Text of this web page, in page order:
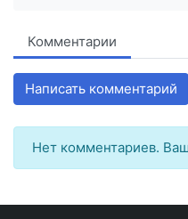
Комментарии
Написать комментарий
Нет комментариев.